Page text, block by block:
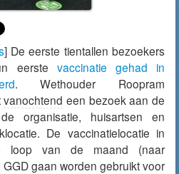
] De eerste tientallen bezoekers
eerste vaccinatie gehad in
. Wethouder Roopram
vanochtend een bezoek aan de
organisatie, huisartsen en
De vaccinatielocatie in
loop van de maand (naar
gaan worden gebruikt voor